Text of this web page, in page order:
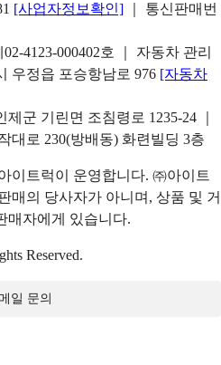
[사업자정보확인]
｜ 통신판매번
4123-000402호 ｜ 자동차 관리
우정읍 포승항남로 976 [자동차
군 기린면 조침령로 1235-24 ｜
대로 230(방배동) 화련빌딩 3층
이트럭이 운영합니다. ㈜아이트
매의 당사자가 아니며, 상품 및 거
매자에게 있습니다.
Reserved.
일 문의